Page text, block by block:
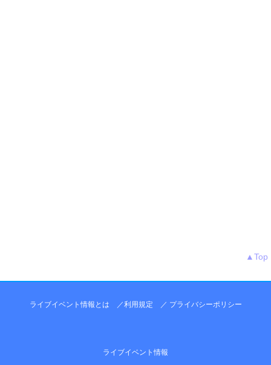
▲Top
ライブイベント情報とは ／利用規定 ／ プライバシーポリシー
ライブイベント情報